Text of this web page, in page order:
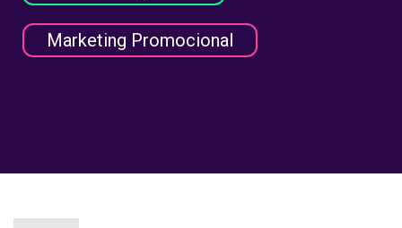
Marketing Promocional